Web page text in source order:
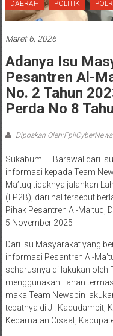
Maret 6, 2026
Adanya Isu
Pesantren Al-
No. 2 Tahun
Perda No 8
Diposkan Oleh:FpiiCyberNews
Sukabumi – Barawal dari
Ma’tuq tidaknya jalankan
(LP2B), dari hal tersebut
Pihak Pesantren Al-Ma’tuq,
5 November 2025
Dari Isu Masyarakat yang
seharusnya di lakukan oleh
menggunakan Lahan
maka Team Newsbin
tepatnya di Jl. Kadudampit,
Kecamatan Cisaat,
Hasil dari Investigasi di